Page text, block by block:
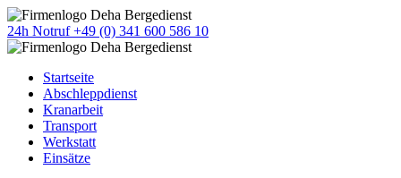
24h Notruf +49 (0) 341 600 586 10
Startseite
Abschleppdienst
Kranarbeit
Transport
Werkstatt
Einsätze